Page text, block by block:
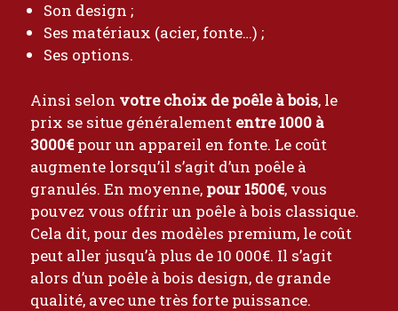
Son design ;
Ses matériaux (acier, fonte…) ;
Ses options.
Ainsi selon votre choix de poêle à bois, le
prix se situe généralement entre 1000 à
3000€pour un appareil en fonte. Le coût
augmente lorsqu’il s’agit d’un poêle à
granulés. En moyenne, pour 1500€, vous
pouvez vous offrir un poêle à bois classique.
Cela dit, pour des modèles premium, le coût
peut aller jusqu’à plus de 10 000€. Il s’agit
alors d’un poêle à bois design, de grande
qualité, avec une très forte puissance.